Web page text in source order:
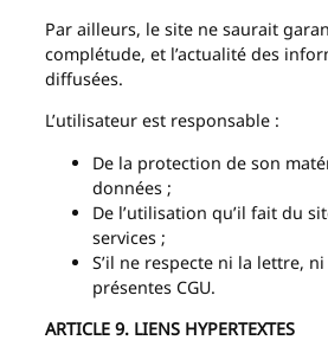
Par ailleurs, le site ne saurait
complétude, et l’actualité des
diffusées.
L’utilisateur est responsable :
De la protection de son
données ;
De l’utilisation qu’il fait du
services ;
S’il ne respecte ni la lettre, ni
présentes CGU.
ARTICLE 9. LIENS HYPERTEXTES